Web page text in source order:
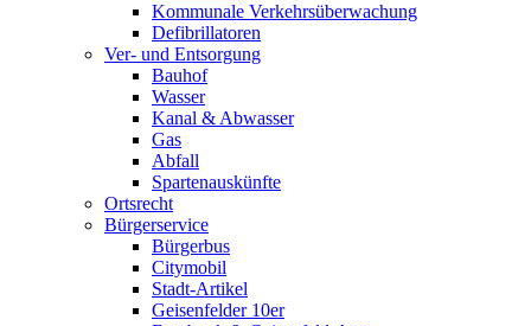
Kommunale Verkehrsüberwachung
Defibrillatoren
Ver- und Entsorgung
Bauhof
Wasser
Kanal & Abwasser
Gas
Abfall
Spartenauskünfte
Ortsrecht
Bürgerservice
Bürgerbus
Citymobil
Stadt-Artikel
Geisenfelder 10er